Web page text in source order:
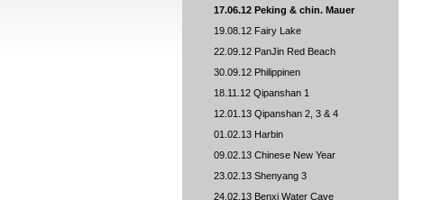
17.06.12 Peking & chin. Mauer
19.08.12 Fairy Lake
22.09.12 PanJin Red Beach
30.09.12 Philippinen
18.11.12 Qipanshan 1
12.01.13 Qipanshan 2, 3 & 4
01.02.13 Harbin
09.02.13 Chinese New Year
23.02.13 Shenyang 3
24.02.13 Benxi Water Cave